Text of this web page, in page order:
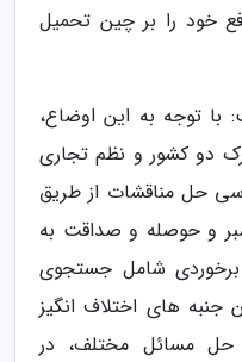
خود را بر چین تحمیل
توجه به این اوضاع،
دو کشور و نظم تجاری
حل مناقشات از طریق
و حوصله و صداقت به
برخوردی شامل جستجوی
های اختلاف انگیز
حل مسائل مختلف، در